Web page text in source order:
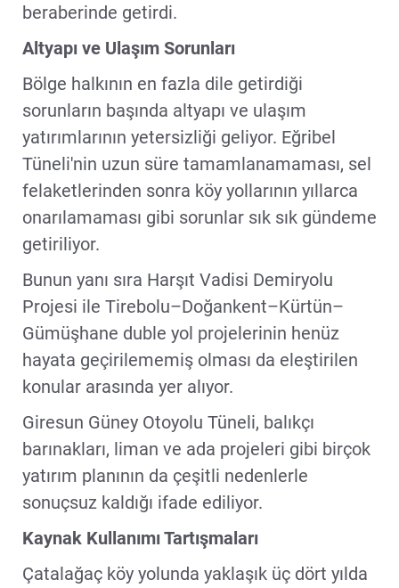
beraberinde getirdi.
Altyapı ve Ulaşım Sorunları
Bölge halkının en fazla dile getirdiği
sorunların başında altyapı ve ulaşım
yatırımlarının yetersizliği geliyor. Eğribel
Tüneli'nin uzun süre tamamlanamaması, sel
felaketlerinden sonra köy yollarının yıllarca
onarılamaması gibi sorunlar sık sık gündeme
getiriliyor.
Bunun yanı sıra Harşıt Vadisi Demiryolu
Projesi ile Tirebolu–Doğankent–Kürtün–
Gümüşhane duble yol projelerinin henüz
hayata geçirilememiş olması da eleştirilen
konular arasında yer alıyor.
Giresun Güney Otoyolu Tüneli, balıkçı
barınakları, liman ve ada projeleri gibi birçok
yatırım planının da çeşitli nedenlerle
sonuçsuz kaldığı ifade ediliyor.
Kaynak Kullanımı Tartışmaları
Çatalağaç köy yolunda yaklaşık üç dört yılda